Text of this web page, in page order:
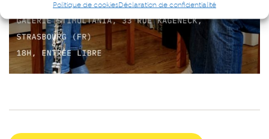
Politique de cookiesDéclaration de confidentialité